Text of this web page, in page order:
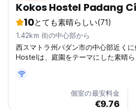
Kokos Hostel Padang
10とても素晴らしい(71)
1.42km 街の中心部から
西スマトラ州パダン市の中心部近く
Hostelは、庭園をテーマにした素晴
個室の最安料金
€9.76